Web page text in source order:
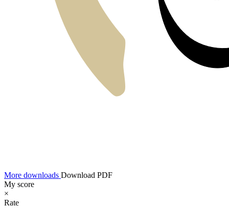
More downloads Download PDF
My score
×
Rate